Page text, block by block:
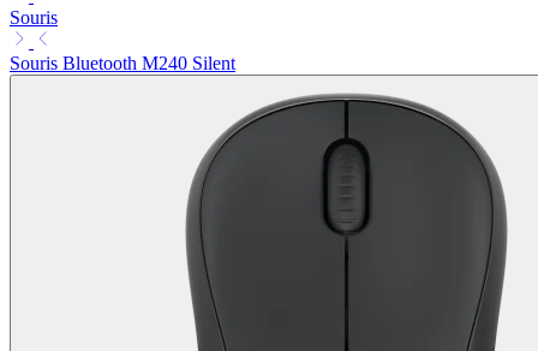
Souris
Souris Bluetooth M240 Silent